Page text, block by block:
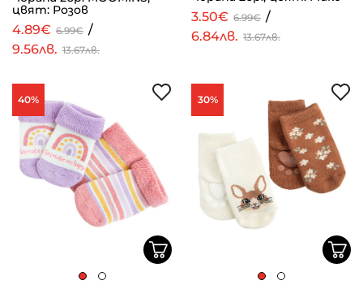
цвят: Розов
4.89€ 6.99€ /
9.56лв. 13.67лв.
3.50€ 6.99€ /
6.84лв. 13.67лв.
40% 30%